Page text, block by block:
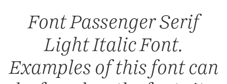
Font Passenger Serif
Light Italic Font.
Examples of this font can